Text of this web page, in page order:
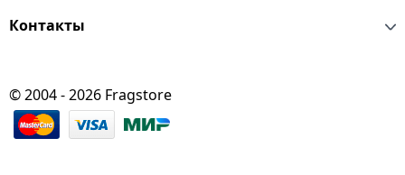
Контакты
© 2004 - 2026 Fragstore